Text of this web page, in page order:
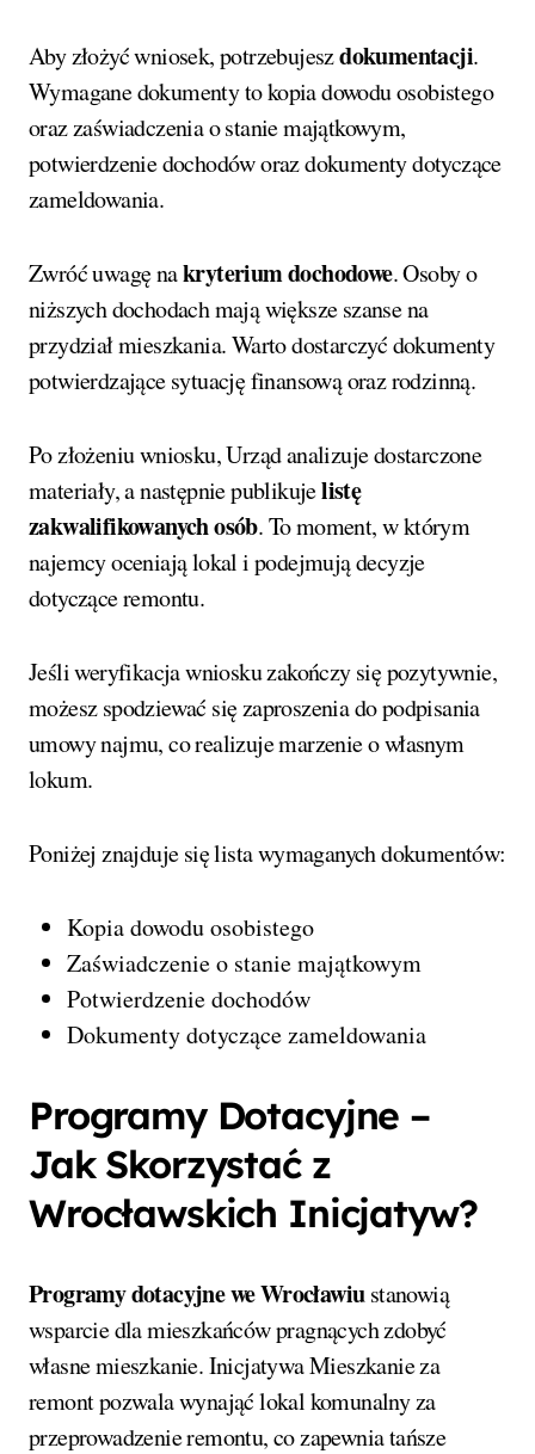
Aby złożyć wniosek, potrzebujeszdokumentacji.
Wymagane dokumenty to kopia dowodu osobistego
oraz zaświadczenia o stanie majątkowym,
potwierdzenie dochodów oraz dokumenty dotyczące
zameldowania.
Zwróć uwagę nakryterium dochodowe. Osoby o
niższych dochodach mają większe szanse na
przydział mieszkania. Warto dostarczyć dokumenty
potwierdzające sytuację finansową oraz rodzinną.
Po złożeniu wniosku, Urząd analizuje dostarczone
materiały, a następnie publikujelistę
zakwalifikowanych osób. To moment, w którym
najemcy oceniają lokal i podejmują decyzje
dotyczące remontu.
Jeśli weryfikacja wniosku zakończy się pozytywnie,
możesz spodziewać się zaproszenia do podpisania
umowy najmu, co realizuje marzenie o własnym
lokum.
Poniżej znajduje się lista wymaganych dokumentów:
Kopia dowodu osobistego
Zaświadczenie o stanie majątkowym
Potwierdzenie dochodów
Dokumenty dotyczące zameldowania
Programy Dotacyjne –
Jak Skorzystać z
Wrocławskich Inicjatyw?
Programy dotacyjne we Wrocławiustanowią
wsparcie dla mieszkańców pragnących zdobyć
własne mieszkanie. Inicjatywa Mieszkanie za
remont pozwala wynająć lokal komunalny za
przeprowadzenie remontu, co zapewnia tańsze